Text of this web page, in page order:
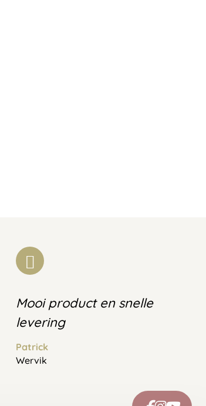
Mooi product en snelle
levering
Patrick
Wervik